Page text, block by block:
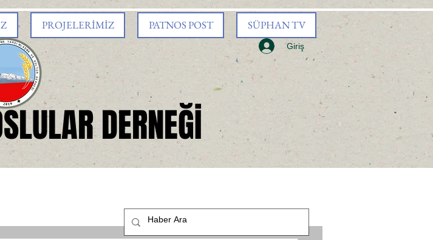
PROJELERİMİZ PATNOS POST SÜPHAN TV
DERNEĞİ
Giriş